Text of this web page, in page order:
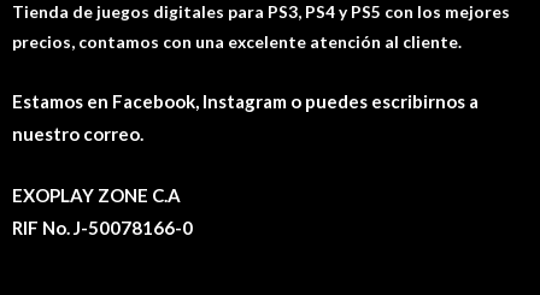
Tienda de juegos digitales para PS3, PS4 y PS5 con los mejores
precios, contamos con una excelente atención al cliente.
Estamos en Facebook, Instagram o puedes escribirnos a
nuestro correo.
EXOPLAY ZONE C.A
RIF No. J-50078166-0